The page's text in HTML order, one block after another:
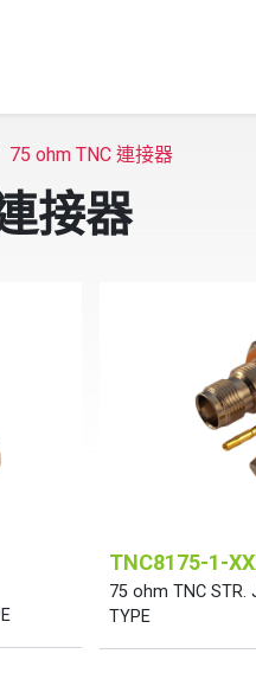
75 ohm TNC 連接器
接器
TNC8175-1-
75 ohm TNC STR.
TYPE